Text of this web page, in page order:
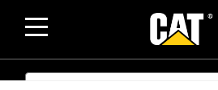
SEARCH